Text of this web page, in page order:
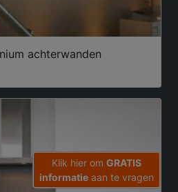
achterwanden
Klik hier om GRATIS
informatie aan te vragen